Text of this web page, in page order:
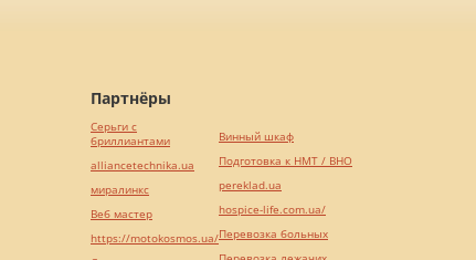
Партнёры
Серьги с
бриллиантами
alliancetechnika.ua
миралинкс
Веб мастер
https://motokosmos.ua/
Винный шкаф
Подготовка к НМТ / ВНО
pereklad.ua
hospice-life.com.ua/
Перевозка больных